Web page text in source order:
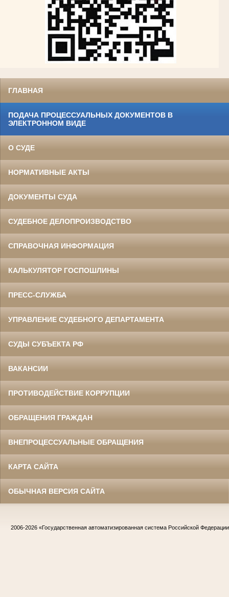
ГЛАВНАЯ
ПОДАЧА ПРОЦЕССУАЛЬНЫХ ДОКУМЕНТОВ В
ЭЛЕКТРОННОМ ВИДЕ
О СУДЕ
НОРМАТИВНЫЕ АКТЫ
ДОКУМЕНТЫ СУДА
СУДЕБНОЕ ДЕЛОПРОИЗВОДСТВО
СПРАВОЧНАЯ ИНФОРМАЦИЯ
КАЛЬКУЛЯТОР ГОСПОШЛИНЫ
ПРЕСС-СЛУЖБА
УПРАВЛЕНИЕ СУДЕБНОГО ДЕПАРТАМЕНТА
СУДЫ СУБЪЕКТА РФ
ВАКАНСИИ
ПРОТИВОДЕЙСТВИЕ КОРРУПЦИИ
ОБРАЩЕНИЯ ГРАЖДАН
ВНЕПРОЦЕССУАЛЬНЫЕ ОБРАЩЕНИЯ
КАРТА САЙТА
ОБЫЧНАЯ ВЕРСИЯ САЙТА
2006-2026 «Государственная автоматизированная система Российской